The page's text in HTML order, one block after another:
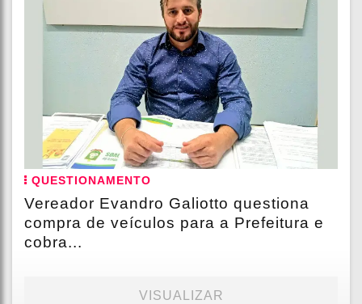
QUESTIONAMENTO
Vereador Evandro Galiotto questiona
compra de veículos para a Prefeitura e
cobra...
VISUALIZAR